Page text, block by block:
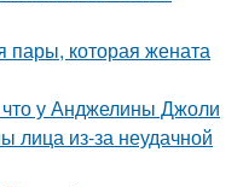
пары, которая жената
у Анджелины Джоли
лица из-за неудачной